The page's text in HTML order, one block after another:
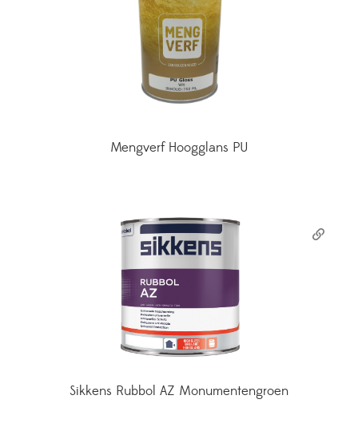
Mengverf Hoogglans PU
Sikkens Rubbol AZ Monumentengroen